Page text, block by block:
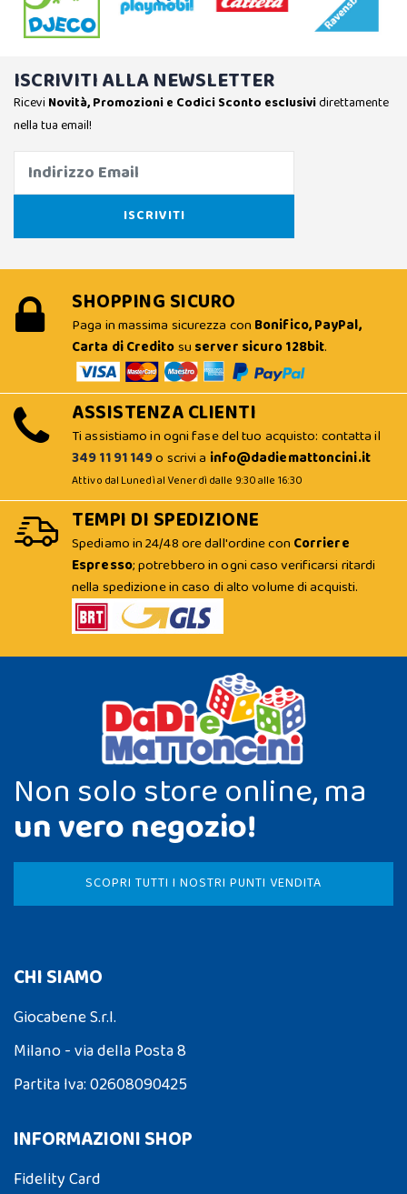
ISCRIVITI ALLA NEWSLETTER
Ricevi Novità, Promozioni e Codici Sconto esclusividirettamente
nella tua email!
SHOPPING SICURO
Paga in massima sicurezza con Bonifico, PayPal,
Carta di Creditosu server sicuro 128bit.
ASSISTENZA CLIENTI
Ti assistiamo in ogni fase del tuo acquisto: contatta il
349 11 91 149o scrivi a info@dadiemattoncini.it
Attivo dal Lunedì al Venerdì dalle 9:30 alle 16:30
TEMPI DI SPEDIZIONE
Spediamo in 24/48 ore dall'ordine con Corriere
Espresso; potrebbero in ogni caso verificarsi ritardi
nella spedizione in caso di alto volume di acquisti.
Non solo store online, ma
un vero negozio!
SCOPRI TUTTI I NOSTRI PUNTI VENDITA
CHI SIAMO
Giocabene S.r.l.
Milano - via della Posta 8
Partita Iva: 02608090425
INFORMAZIONI SHOP
Fidelity Card